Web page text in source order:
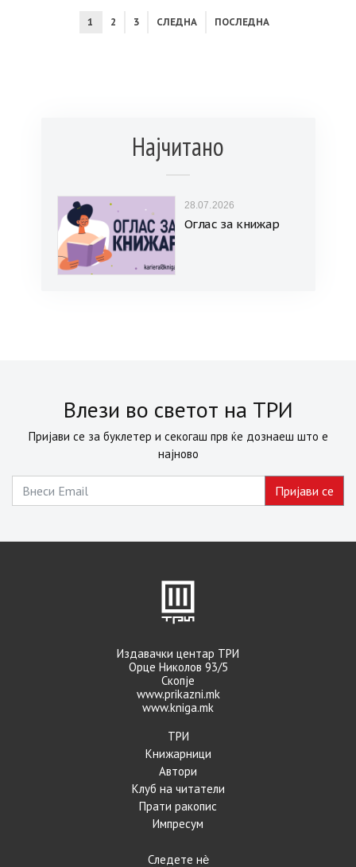
1 2 3 СЛЕДНА ПОСЛЕДНА
Најчитано
28.07.2026
Оглас за книжар
Влези во светот на ТРИ
Пријави се за буклетер и секогаш прв ќе дознаеш што е
најново
Издавачки центар ТРИ
Орце Николов 93/5
Скопје
www.prikazni.mk
www.kniga.mk
ТРИ
Книжарници
Автори
Клуб на читатели
Прати ракопис
Импресум
Следете нѐ